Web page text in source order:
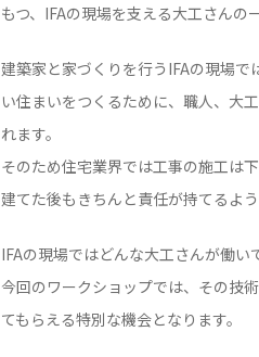
もつ、IFAの現場を支える大工さんの
建築家と家づくりを行うIFAの現場
い住まいをつくるために、職人、大
れます。
そのため住宅業界では工事の施工は
建てた後もきちんと責任が持てるよ
IFAの現場ではどんな大工さんが働い
今回のワークショップでは、その技
てもらえる特別な機会となります。